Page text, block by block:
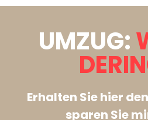
UMZUG:
Erhalten Sie hier den
sparen Sie